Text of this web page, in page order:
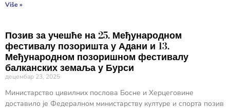
Više »
Позив за учешће на 25. Међународном
фестивалу позоришта у Адани и 13.
Међународном позоришном фестивалу
балканских земаља у Бурси
децембар 23, 2025
Министарство цивилних послова Босне и Херцеговине
доставило је Федералном министарству културе и спорта позив